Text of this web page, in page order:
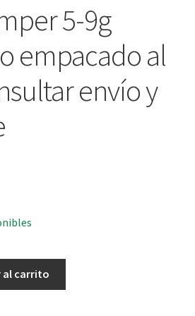
5-9g
empacado al
envío y
al carrito